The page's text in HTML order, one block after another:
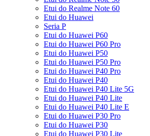
Etui do Realme Note 60
Etui do Huawei
Seria P
Etui do Huawei P60
Etui do Huawei P60 Pro
Etui do Huawei P50
Etui do Huawei P50 Pro
Etui do Huawei P40 Pro
Etui do Huawei P40
Etui do Huawei P40 Lite 5G
Etui do Huawei P40 Lite
Etui do Huawei P40 Lite E
Etui do Huawei P30 Pro
Etui do Huawei P30
Etui do Huawei P30 Lite